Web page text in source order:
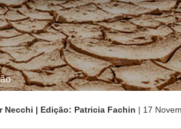
Necchi | Edição: Patricia Fachin | 17